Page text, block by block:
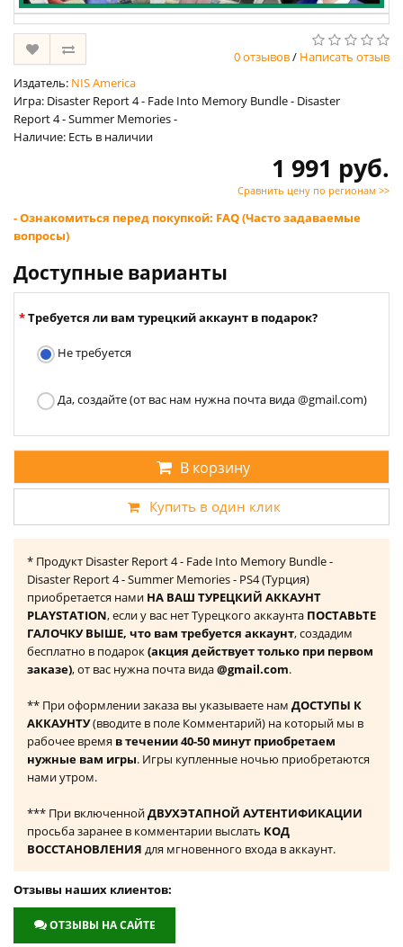
0 отзывов/ Написать отзыв
Издатель: NIS America
Игра: Disaster Report 4 - Fade Into Memory Bundle - Disaster
Report 4 - Summer Memories -
Наличие: Есть в наличии
1 991 руб.
Сравнить цену по регионам >>
- Ознакомиться перед покупкой: FAQ (Часто задаваемые
вопросы)
Доступные варианты
Требуется ли вам турецкий аккаунт в подарок?
Не требуется
Да, создайте (от вас нам нужна почта вида @gmail.com)
В корзину
Купить в один клик
* Продукт Disaster Report 4 - Fade Into Memory Bundle -
Disaster Report 4 - Summer Memories - PS4 (Турция)
приобретается нами НА ВАШ ТУРЕЦКИЙ АККАУНТ
PLAYSTATION, если у вас нет Турецкого аккаунта ПОСТАВЬТЕ
ГАЛОЧКУ ВЫШЕ, что вам требуется аккаунт, создадим
бесплатно в подарок(акция действует только при первом
заказе), от вас нужна почта вида@gmail.com.
** При оформлении заказа вы указываете нам ДОСТУПЫ К
АККАУНТУ(вводите в поле Комментарий) на который мы в
рабочее время в течении 40-50 минут приобретаем
нужные вам игры. Игры купленные ночью приобретаются
нами утром.
*** При включеннойДВУХЭТАПНОЙ АУТЕНТИФИКАЦИИ
просьба заранее в комментарии выслать КОД
ВОССТАНОВЛЕНИЯ для мгновенного входа в аккаунт.
Отзывы наших клиентов:
ОТЗЫВЫ НА САЙТЕ